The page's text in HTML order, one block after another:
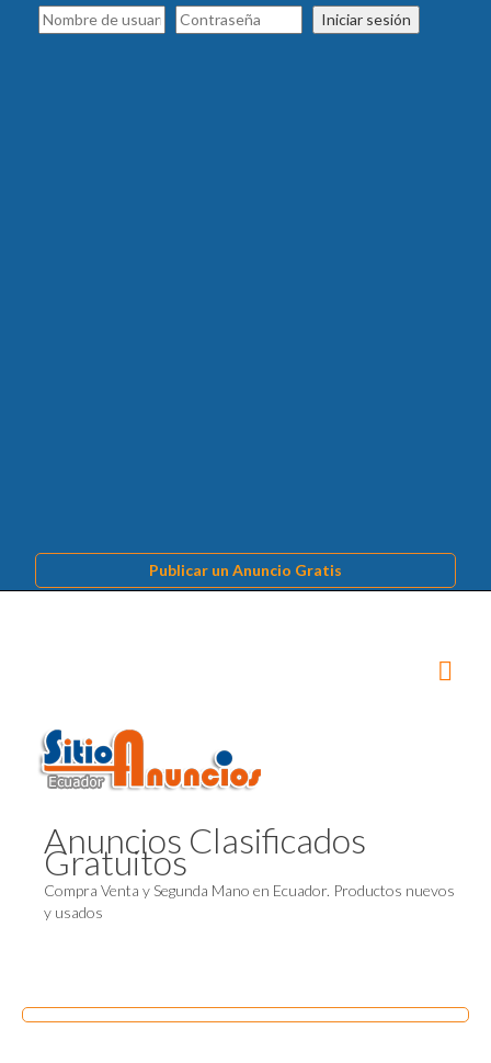
Iniciar sesión
Publicar un Anuncio Gratis
Anuncios Clasificados
Gratuitos
Compra Venta y Segunda Mano en Ecuador. Productos nuevos
y usados